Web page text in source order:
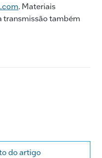
. Materiais
transmissão também
do artigo